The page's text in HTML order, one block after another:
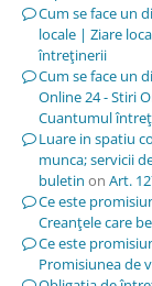
Cum se face un
locale | Ziare
întreţinerii
Cum se face un
Online 24 - Stiri
Cuantumul
Luare in spatiu
munca; servicii
buletin on Art.
Ce este
Creanţele care
Ce este
Promisiunea de